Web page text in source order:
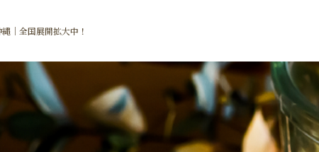
｜全国展開拡大中！